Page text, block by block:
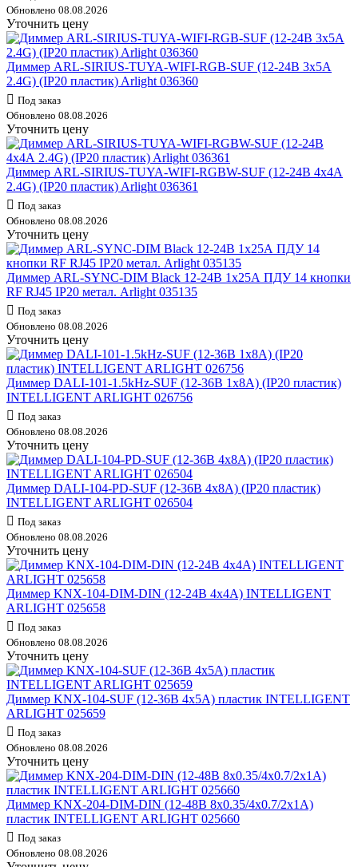
Обновлено 08.08.2026
Уточнить цену
Диммер ARL-SIRIUS-TUYA-WIFI-RGB-SUF (12-24В 3х5А
2.4G) (IP20 пластик) Arlight 036360
Под заказ
Обновлено 08.08.2026
Уточнить цену
Диммер ARL-SIRIUS-TUYA-WIFI-RGBW-SUF (12-24В 4х4А
2.4G) (IP20 пластик) Arlight 036361
Под заказ
Обновлено 08.08.2026
Уточнить цену
Диммер ARL-SYNC-DIM Black 12-24В 1х25А ПДУ 14 кнопки
RF RJ45 IP20 метал. Arlight 035135
Под заказ
Обновлено 08.08.2026
Уточнить цену
Диммер DALI-101-1.5kHz-SUF (12-36В 1х8А) (IP20 пластик)
INTELLIGENT ARLIGHT 026756
Под заказ
Обновлено 08.08.2026
Уточнить цену
Диммер DALI-104-PD-SUF (12-36В 4х8А) (IP20 пластик)
INTELLIGENT ARLIGHT 026504
Под заказ
Обновлено 08.08.2026
Уточнить цену
Диммер KNX-104-DIM-DIN (12-24В 4х4А) INTELLIGENT
ARLIGHT 025658
Под заказ
Обновлено 08.08.2026
Уточнить цену
Диммер KNX-104-SUF (12-36В 4х5А) пластик INTELLIGENT
ARLIGHT 025659
Под заказ
Обновлено 08.08.2026
Уточнить цену
Диммер KNX-204-DIM-DIN (12-48В 8х0.35/4х0.7/2х1А)
пластик INTELLIGENT ARLIGHT 025660
Под заказ
Обновлено 08.08.2026